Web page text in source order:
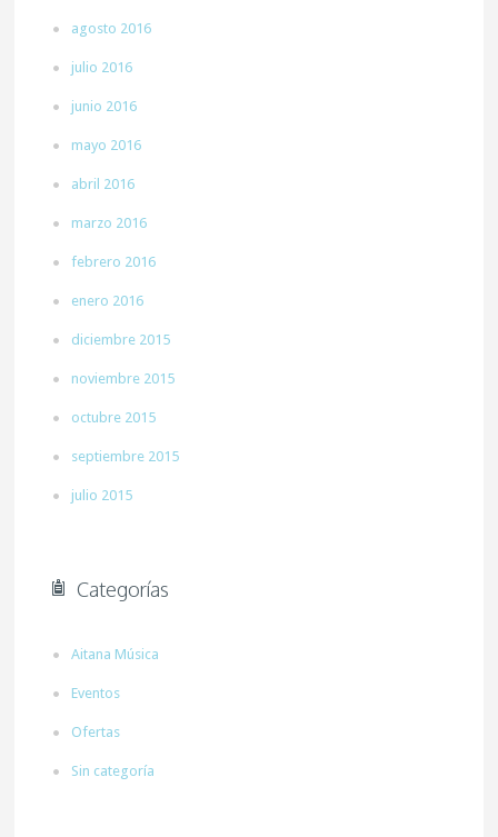
agosto 2016
julio 2016
junio 2016
mayo 2016
abril 2016
marzo 2016
febrero 2016
enero 2016
diciembre 2015
noviembre 2015
octubre 2015
septiembre 2015
julio 2015
Categorías
Aitana Música
Eventos
Ofertas
Sin categoría